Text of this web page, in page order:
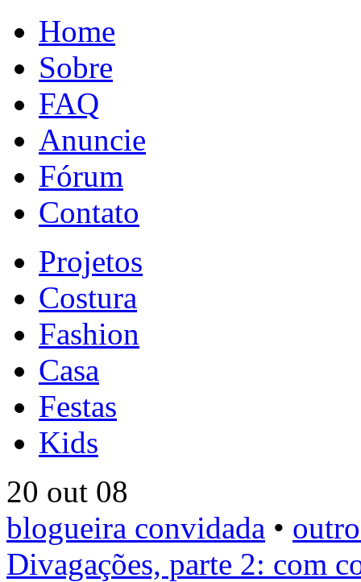
Home
Sobre
FAQ
Anuncie
Fórum
Contato
Projetos
Costura
Fashion
Casa
Festas
Kids
20 out 08
blogueira convidada •
Divagações, parte 2: com